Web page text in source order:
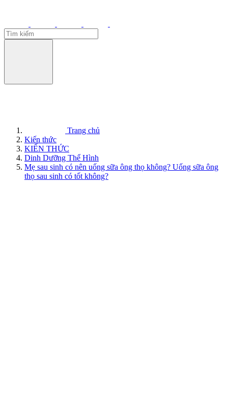
Trang chủ
Kiến thức
KIẾN THỨC
Dinh Dưỡng Thể Hình
Mẹ sau sinh có nên uống sữa ông thọ không? Uống sữa ông
thọ sau sinh có tốt không?